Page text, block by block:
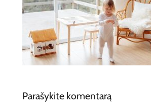
Parašykite komentarą